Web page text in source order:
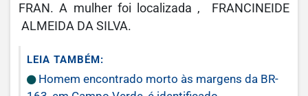
FRAN. A mulher foi localizada , FRANCINEIDE
ALMEIDA DA SILVA.
LEIA TAMBÉM:
Homem encontrado morto às margens da BR-